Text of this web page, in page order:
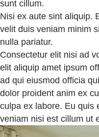
sunt cillum.
Nisi ex aute sint aliquip.
velit duis veniam minim
nulla pariatur.
Consectetur elit nisi ad
elit aliquip amet ipsum
ad qui eiusmod officia
dolor proident anim ex
culpa ex labore. Eu quis
veniam nisi est cillum ut